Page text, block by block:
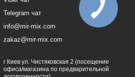
Telegram чат
info@mir-mix.com
zakaz@mir-mix.com
г Киев ул. Чистяковская 2 (посещение
офиса/магазина по предварительной